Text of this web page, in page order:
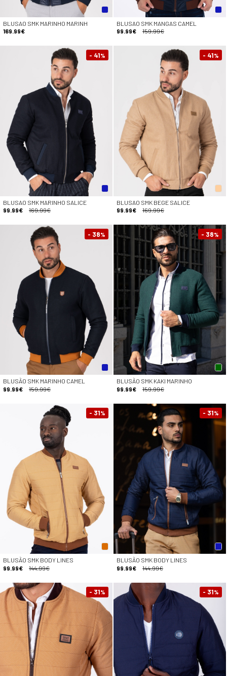
BLUSAO SMK MARINHO MARINH
169.99€
BLUSAO SMK MANGAS CAMEL
99.99€
159.99€
- 41%
BLUSAO SMK MARINHO SALICE
99.99€
169.99€
- 41%
BLUSAO SMK BEGE SALICE
99.99€
169.99€
- 38%
BLUSÃO SMK MARINHO CAMEL
99.99€
159.99€
- 38%
BLUSÃO SMK KAKI MARINHO
99.99€
159.99€
- 31%
BLUSÃO SMK BODY LINES
99.99€
144.99€
- 31%
BLUSÃO SMK BODY LINES
99.99€
144.99€
- 31% - 31%